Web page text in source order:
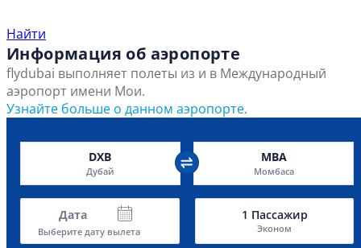
Найти
Информация об аэропорте
flydubai выполняет полеты из и в Международный
аэропорт имени Мои.
Узнайте больше о данном аэропорте.
DXB
Дубай
MBA
Момбаса
Дата
Выберите дату вылета
1 Пассажир
Эконом